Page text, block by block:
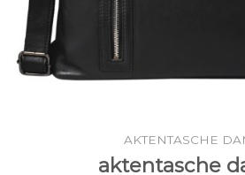
AKTENTASCHE
aktentasche